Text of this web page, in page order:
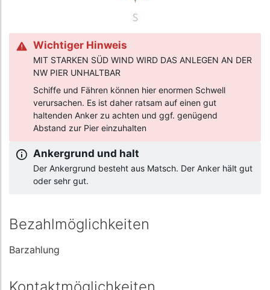
Wichtiger Hinweis
MIT STARKEN SÜD WIND WIRD DAS ANLEGEN AN DER
NW PIER UNHALTBAR
Schiffe und Fähren können hier enormen Schwell
verursachen. Es ist daher ratsam auf einen gut
haltenden Anker zu achten und ggf. genügend
Abstand zur Pier einzuhalten
Ankergrund und halt
Der Ankergrund besteht aus Matsch. Der Anker hält gut
oder sehr gut.
Bezahlmöglichkeiten
Barzahlung